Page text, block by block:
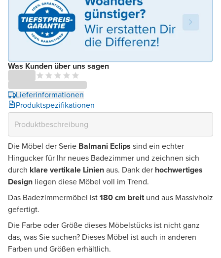
Was Kunden über uns sagen
Lieferinformationen
Produktspezifikationen
Die Möbel der Serie Balmani Eclips sind ein echter
Hingucker für Ihr neues Badezimmer und zeichnen sich
durch klare vertikale Linienaus. Dank der hochwertiges
Design liegen diese Möbel voll im Trend.
Das Badezimmermöbel ist180 cm breitund aus Massivholz
gefertigt.
Die Farbe oder Größe dieses Möbelstücks ist nicht ganz
das, was Sie suchen? Dieses Möbel ist auch in anderen
Farben und Größen erhältlich.